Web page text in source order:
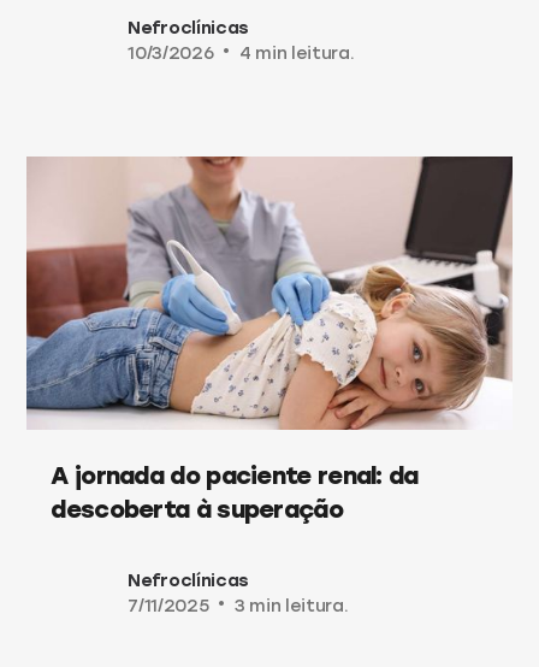
Nefroclínicas
10/3/2026
• 4 min leitura.
A jornada do paciente renal: da
descoberta à superação
Nefroclínicas
7/11/2025
• 3 min leitura.